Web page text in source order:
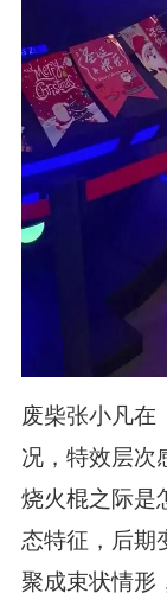
废柴张小凡在
况，特效层次
烧火棍之际是
态特征，后期
聚成束状情形